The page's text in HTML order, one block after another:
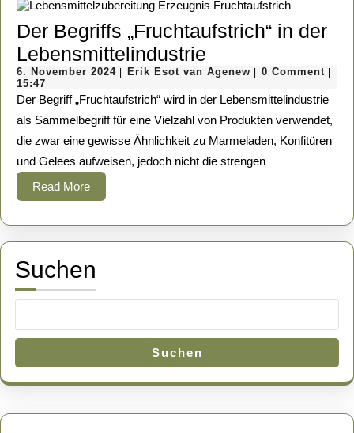
Der Begriffs „Fruchtaufstrich“ in der
Lebensmittelindustrie
Begriffs
„Fruchtaufstrich“
in
der
6. November 20246.
2024
Erik Esot van Agenew Erik
van
Agenew
0 Comment
15:47
Der Begriff „Fruchtaufstrich“ wird in der Lebensmittelindustrie
als Sammelbegriff für eine Vielzahl von Produkten verwendet,
die zwar eine gewisse Ähnlichkeit zu Marmeladen, Konfitüren
und Gelees aufweisen, jedoch nicht die strengen
Read MoreRead
More
Suchen
Suchen